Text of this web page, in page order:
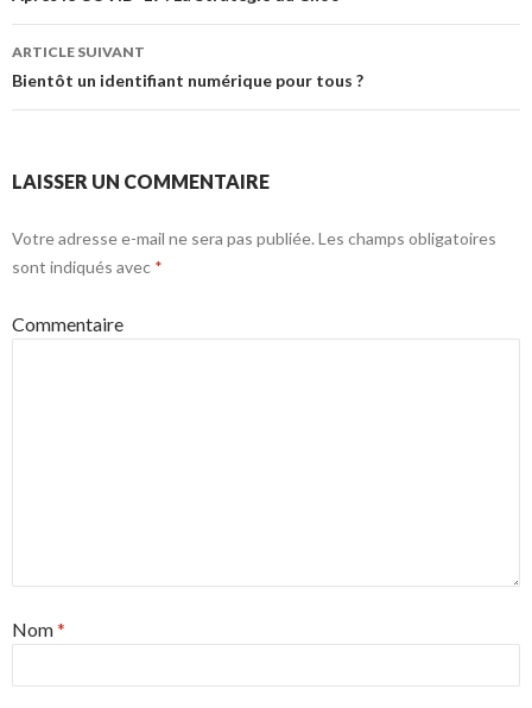
articles
ARTICLE SUIVANT
Bientôt un identifiant numérique pour tous ?
LAISSER UN COMMENTAIRE
Votre adresse e-mail ne sera pas publiée. Les champs obligatoires
sont indiqués avec *
Commentaire
Nom*